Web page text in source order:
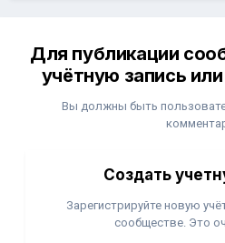
Для публикации
учётную запись
Вы должны быть
Создать
Зарегистрируйте новую
сообществе. Это